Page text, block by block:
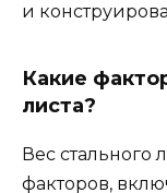
и
Какие
листа?
Вес стального
факторов,